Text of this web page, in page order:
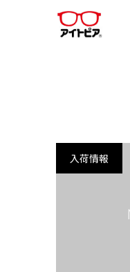
入荷情報